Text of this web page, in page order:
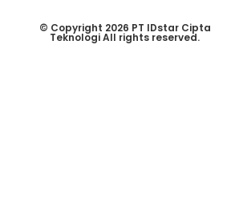
© Copyright 2026 PT IDstar Cipta
Teknologi All rights reserved.